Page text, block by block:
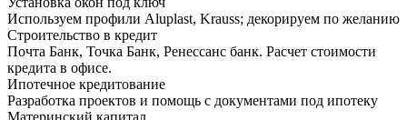
Используем профили Aluplast, Krauss; декорируем по желанию
Строительство в кредит
Почта Банк, Точка Банк, Ренессанс банк. Расчет стоимости
кредита в офисе.
Ипотечное кредитование
Разработка проектов и помощь с документами под ипотеку